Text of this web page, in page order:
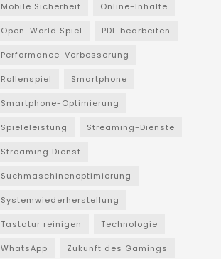
Mobile Sicherheit Online-Inhalte
Open-World Spiel PDF bearbeiten
Performance-Verbesserung
Rollenspiel Smartphone
Smartphone-Optimierung
Spieleleistung Streaming-Dienste
Streaming Dienst
Suchmaschinenoptimierung
Systemwiederherstellung
Tastatur reinigen Technologie
WhatsApp Zukunft des Gamings